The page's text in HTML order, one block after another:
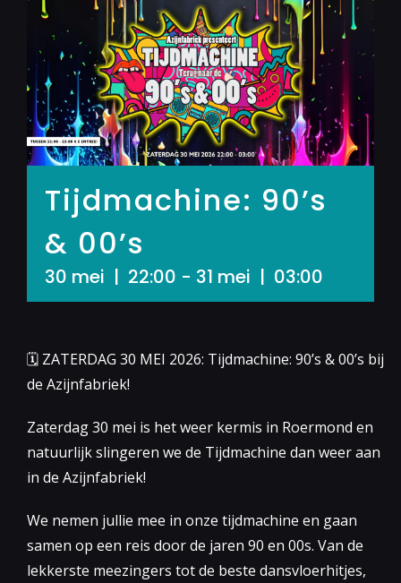
Tijdmachine: 90’s
& 00’s
30 mei | 22:00 - 31 mei | 03:00
🗓 ZATERDAG 30 MEI 2026: Tijdmachine: 90’s & 00’s bij
de Azijnfabriek!
Zaterdag 30 mei is het weer kermis in Roermond en
natuurlijk slingeren we de Tijdmachine dan weer aan
in de Azijnfabriek!
We nemen jullie mee in onze tijdmachine en gaan
samen op een reis door de jaren 90 en 00s. Van de
lekkerste meezingers tot de beste dansvloerhitjes,